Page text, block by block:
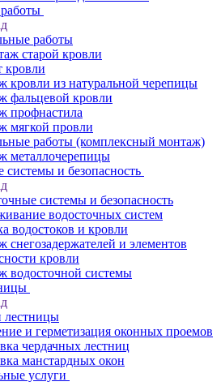
работы
старой кровли
кровли
кровли из натуральной черепицы
фальцевой кровли
профнастила
мягкой провли
работы (комплексный монтаж)
металлочерепицы
системы и безопасность
системы и безопасность
водосточных систем
водостоков и кровли
снегозадержателей и элементов
кровли
водосточной системы
лестницы
и герметизация оконных проемов
чердачных лестниц
манстардных окон
услуги